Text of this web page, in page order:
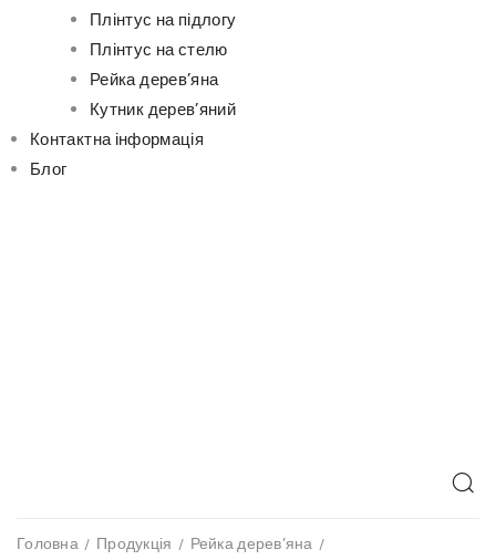
Плінтус на підлогу
Плінтус на стелю
Рейка дерев’яна
Кутник дерев’яний
Контактна інформація
Блог
Головна / Продукція / Рейка дерев’яна /